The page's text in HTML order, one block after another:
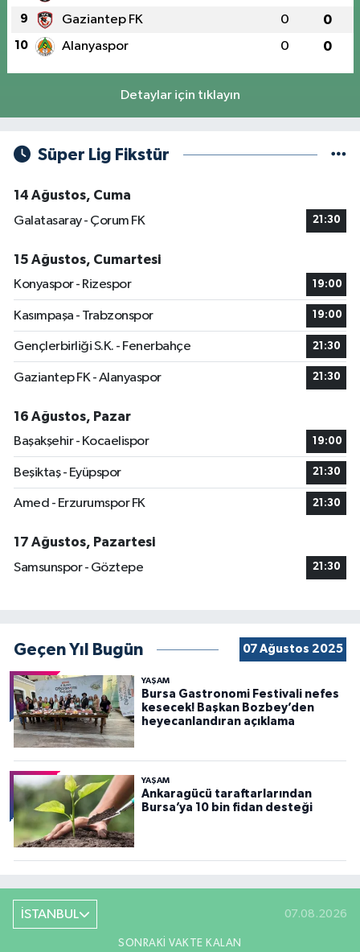
9 Gaziantep FK 0 0
10 Alanyaspor 0 0
Detaylar için tıklayın
Süper Lig Fikstür
14 Ağustos, Cuma
Galatasaray - Çorum FK
21:30
15 Ağustos, Cumartesi
Konyaspor - Rizespor
19:00
Kasımpaşa - Trabzonspor 19:00
Gençlerbirliği S.K. - Fenerbahçe 21:30
Gaziantep FK - Alanyaspor 21:30
16 Ağustos, Pazar
Başakşehir - Kocaelispor
19:00
Beşiktaş - Eyüpspor 21:30
Amed - Erzurumspor FK 21:30
17 Ağustos, Pazartesi
Samsunspor - Göztepe
21:30
Geçen Yıl Bugün 07 Ağustos 2025
YAŞAM
Bursa Gastronomi Festivali nefes
kesecek! Başkan Bozbey’den
heyecanlandıran açıklama
YAŞAM
Ankaragücü taraftarlarından
Bursa’ya 10 bin fidan desteği
İSTANBUL 07.08.2026
SONRAKI VAKTE KALAN